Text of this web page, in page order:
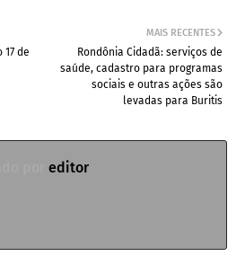
MAIS RECENTES
Rondônia Cidadã: serviços de
saúde, cadastro para programas
sociais e outras ações são
levadas para Buritis
17 de
editor